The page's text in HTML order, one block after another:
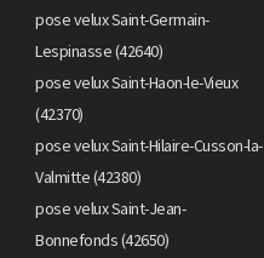
pose velux Saint-Germain-
Lespinasse (42640)
pose velux Saint-Haon-le-Vieux
(42370)
pose velux Saint-Hilaire-Cusson-la-
Valmitte (42380)
pose velux Saint-Jean-
Bonnefonds (42650)